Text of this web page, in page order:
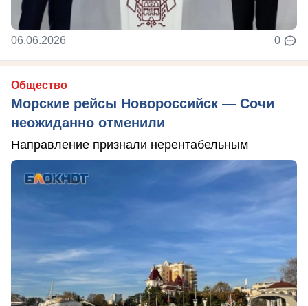
06.06.2026 0
Общество
Морские рейсы Новороссийск — Сочи
неожиданно отменили
Направление признали нерентабельным